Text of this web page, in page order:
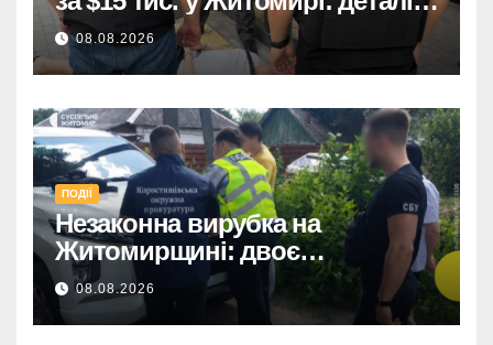
розслідування
08.08.2026
ПОДІЇ
Незаконна вирубка на
Житомирщині: двоє
підозрюваних завдали збитків
на 34+ млн грн.
08.08.2026